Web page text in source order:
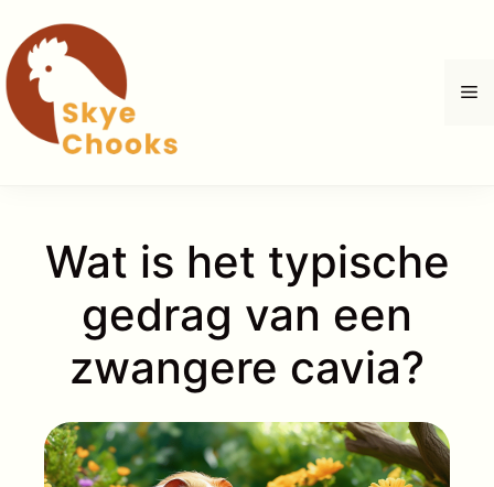
naar
de
inhoud
Wat is het typische
gedrag van een
zwangere cavia?